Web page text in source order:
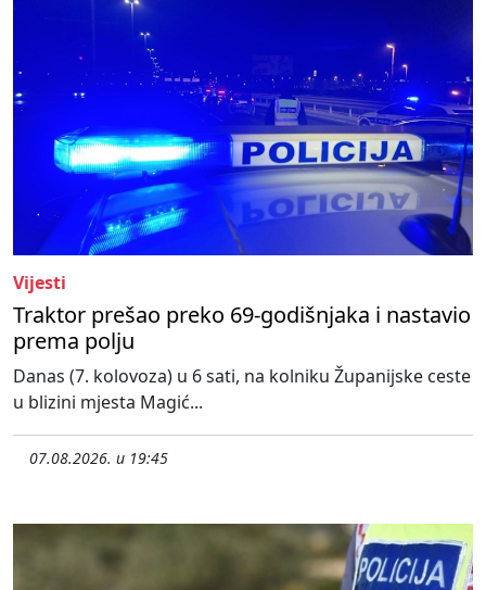
Vijesti
Traktor prešao preko 69-godišnjaka i nastavio
prema polju
Danas (7. kolovoza) u 6 sati, na kolniku Županijske ceste
u blizini mjesta Magić...
07.08.2026. u 19:45